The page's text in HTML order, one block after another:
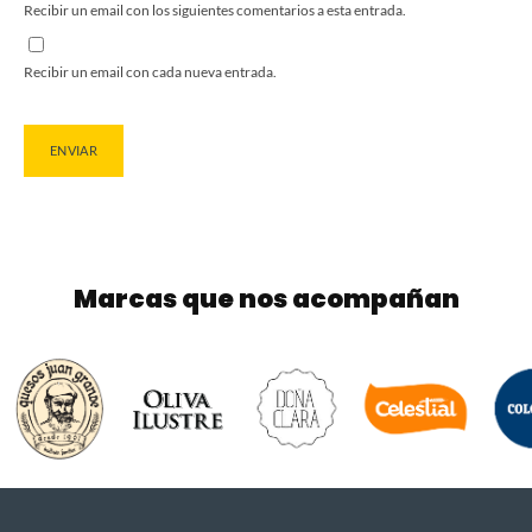
Recibir un email con los siguientes comentarios a esta entrada.
Recibir un email con cada nueva entrada.
Marcas que nos acompañan